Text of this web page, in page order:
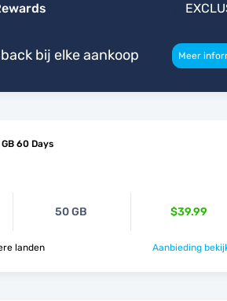
bij elke aankoop Meer
60 Days
50 GB $39.99
landen Aanbieding